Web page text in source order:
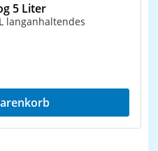
5 Liter
langanhaltendes